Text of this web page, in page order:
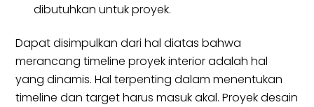
dibutuhkan untuk proyek.
Dapat disimpulkan dari hal diatas bahwa
merancang timeline proyek interior adalah hal
yang dinamis. Hal terpenting dalam menentukan
timeline dan target harus masuk akal. Proyek desain